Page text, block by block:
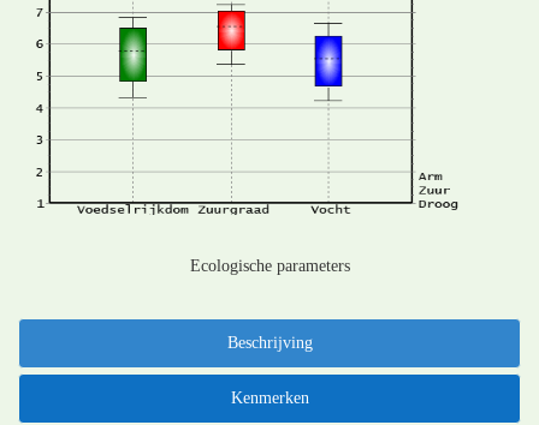
Ecologische parameters
Beschrijving
Kenmerken